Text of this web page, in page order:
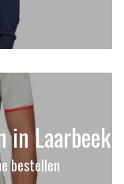
in Laarbeek
bestellen